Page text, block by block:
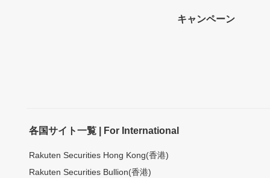
キャンペーン
各国サイト一覧 | For International
Rakuten Securities Hong Kong(香港)
Rakuten Securities Bullion(香港)